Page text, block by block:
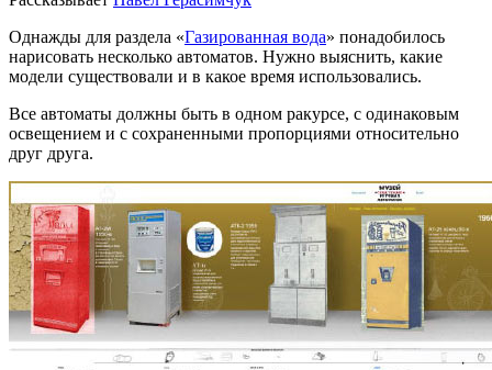
Однажды для раздела «Газированная вода» понадобилось
нарисовать несколько автоматов. Нужно выяснить, какие
модели существовали и в какое время использовались.
Все автоматы должны быть в одном ракурсе, с одинаковым
освещением и с сохраненными пропорциями относительно
друг друга.